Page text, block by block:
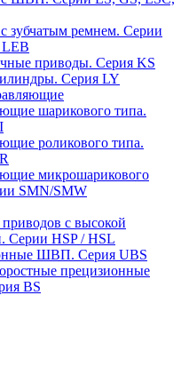
зубчатым ремнем. Серии
приводы. Серия KS
Серия LY
шарикового типа.
роликового типа.
микрошарикового
SMN/SMW
с высокой
Серии HSP / HSL
ШВП. Серия UBS
прецизионные
BS